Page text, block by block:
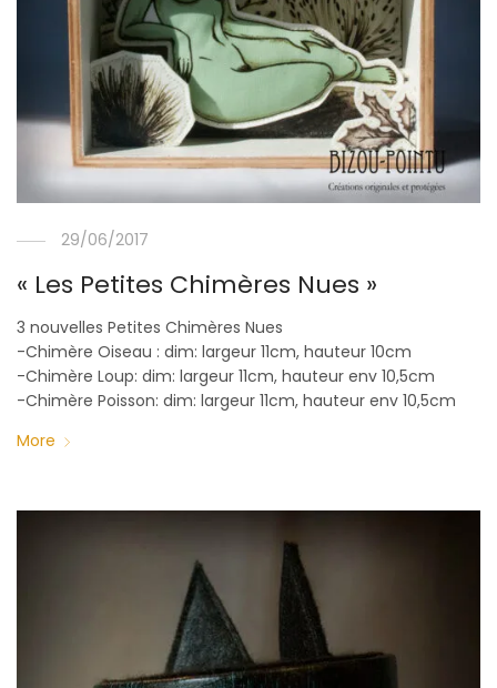
29/06/2017
« Les Petites Chimères Nues »
3 nouvelles Petites Chimères Nues
-Chimère Oiseau : dim: largeur 11cm, hauteur 10cm
-Chimère Loup: dim: largeur 11cm, hauteur env 10,5cm
-Chimère Poisson: dim: largeur 11cm, hauteur env 10,5cm
More